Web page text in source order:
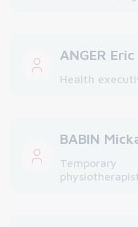
ANGER Eric
Health
BABIN
Temporary